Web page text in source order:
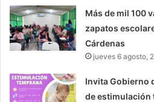
Más de mil 100
zapatos
Cárdenas
jueves 6 agosto,
Invita Gobierno
de estimulación